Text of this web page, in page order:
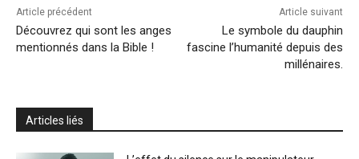
Article précédent
Découvrez qui sont les anges
mentionnés dans la Bible !
Article suivant
Le symbole du dauphin
fascine l’humanité depuis des
millénaires.
Articles liés